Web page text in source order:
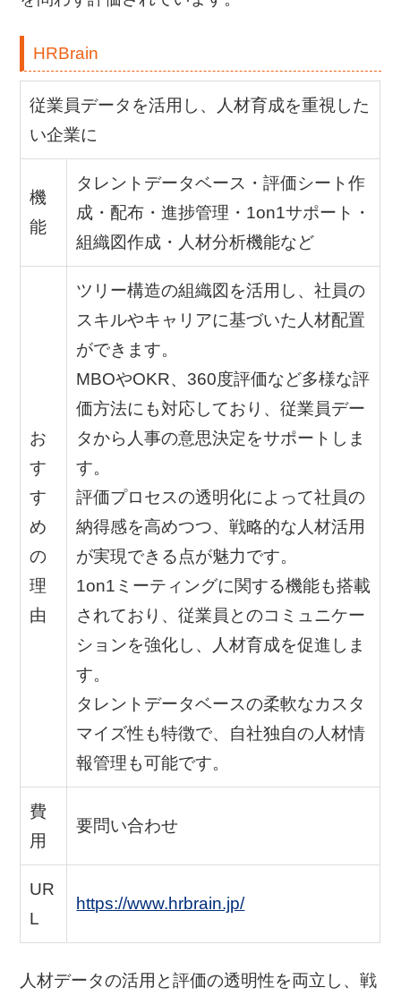
HRBrain
従業員データを活用し、人材育成を重視した
い企業に
機
能
タレントデータベース・評価シート作
成・配布・進捗管理・1on1サポート・
組織図作成・人材分析機能など
お
す
す
め
の
理
由
ツリー構造の組織図を活用し、社員の
スキルやキャリアに基づいた人材配置
ができます。
MBOやOKR、360度評価など多様な評
価方法にも対応しており、従業員デー
タから人事の意思決定をサポートしま
す。
評価プロセスの透明化によって社員の
納得感を高めつつ、戦略的な人材活用
が実現できる点が魅力です。
1on1ミーティングに関する機能も搭載
されており、従業員とのコミュニケー
ションを強化し、人材育成を促進しま
す。
タレントデータベースの柔軟なカスタ
マイズ性も特徴で、自社独自の人材情
報管理も可能です。
費
用
要問い合わせ
UR
L
https://www.hrbrain.jp/
人材データの活用と評価の透明性を両立し、戦